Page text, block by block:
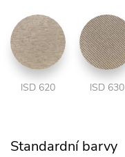
ISD 620 ISD 630
Standardní barvy